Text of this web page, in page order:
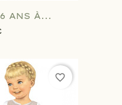
ANS À...
favorite_border